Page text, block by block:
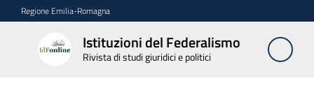
Vai al contenuto
Vai alla navigazione
Vai al footer
Regione Emilia-Romagna
Istituzioni del Federalismo
Rivista di studi giuridici e politici
Istituzioni